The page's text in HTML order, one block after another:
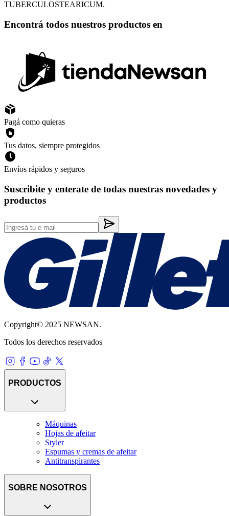
TUBERCULOSTEARICUM.
Encontrá todos nuestros productos en
Pagá como quieras
Tus datos, siempre protegidos
Envíos rápidos y seguros
Suscribite y enterate de todas nuestras novedades y
productos
Copyright© 2025 NEWSAN.
Todos los derechos reservados
PRODUCTOS
Máquinas
Hojas de afeitar
Styler
Espumas y cremas de afeitar
Antitranspirantes
SOBRE NOSOTROS